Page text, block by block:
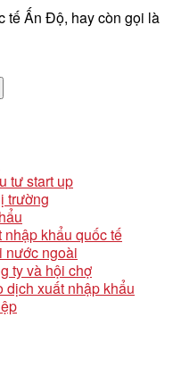
tế Ấn Độ, hay còn gọi là
tư start up
trường
khẩu quốc tế
nước ngoài
ty và hội chợ
dịch xuất nhập khẩu